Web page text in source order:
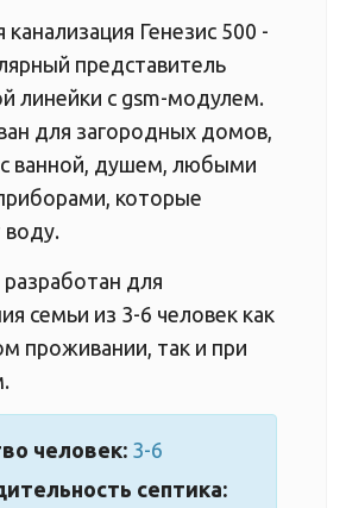
Генезис 500 -
представитель
линейки с gsm-модулем.
для загородных домов,
ванной, душем, любыми
которые
воду.
разработан для
семьи из 3-6 человек как
проживании, так и при
человек: 3-6
септика: